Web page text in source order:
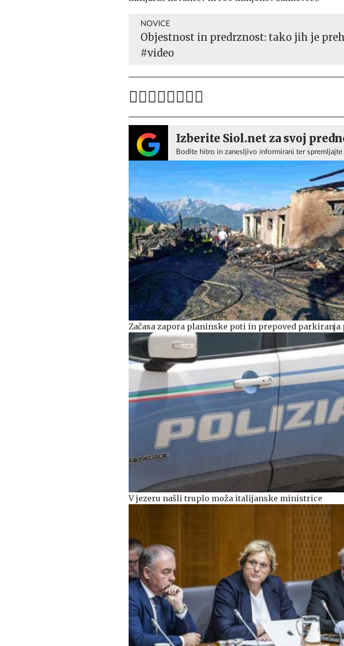
NOVICE
Objestnost in predrznost: tako jih je
#video
Izberite Siol.net za svoj
Bodite hitro in zanesljivo informirani ter
Začasa zapora planinske poti in prepoved
V jezeru našli truplo moža italijanske ministrice